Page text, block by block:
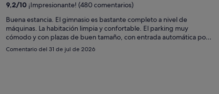
por
persona
9,2/10 ¡Impresionante! (480 comentarios)
Buena estancia. El gimnasio es bastante completo a nivel de
máquinas. La habitación limpia y confortable. El parking muy
cómodo y con plazas de buen tamaño, con entrada automática por
matrícula. ¡Para repetir!
Comentario del 31 de jul de 2026